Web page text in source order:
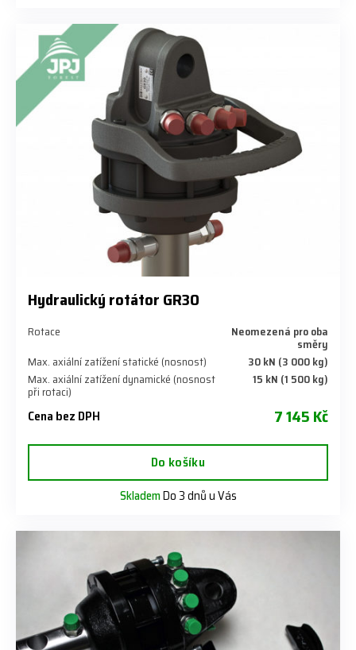
Hydraulický rotátor GR30
Rotace Neomezená pro oba
směry
Max. axiální zatížení statické (nosnost)
30 kN (3 000 kg)
Max. axiální zatížení dynamické (nosnost
při rotaci)
15 kN (1 500 kg)
Cena bez DPH 7 145 Kč
Do košíku
SklademDo 3 dnů u Vás